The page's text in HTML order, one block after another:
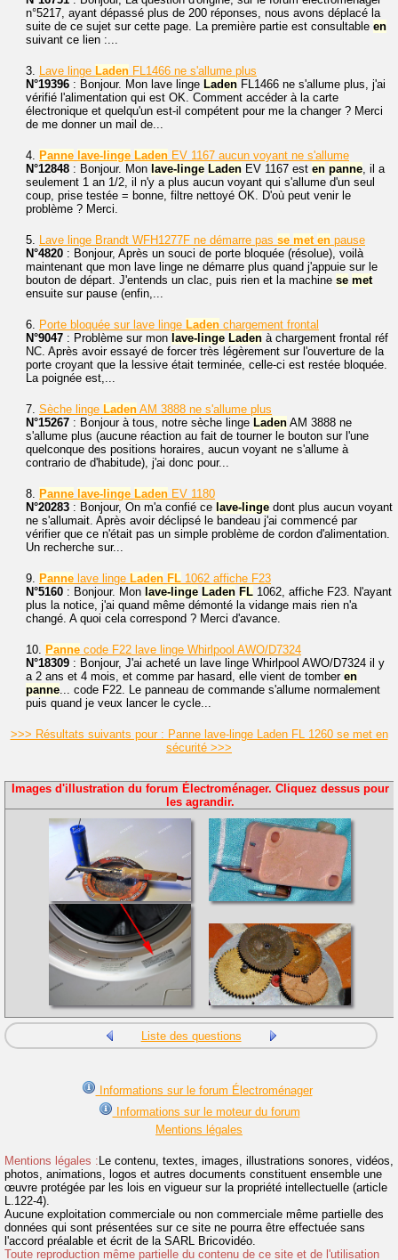
n°5217, ayant dépassé plus de 200 réponses, nous avons déplacé la
suite de ce sujet sur cette page. La première partie est consultable en
suivant ce lien :...
3. Lave linge Laden FL1466 ne s'allume plus
N°19396 : Bonjour. Mon lave linge Laden FL1466 ne s'allume plus, j'ai
vérifié l'alimentation qui est OK. Comment accéder à la carte
électronique et quelqu'un est-il compétent pour me la changer ? Merci
de me donner un mail de...
4. Panne lave-linge Laden EV 1167 aucun voyant ne s'allume
N°12848 : Bonjour. Mon lave-linge Laden EV 1167 est en panne, il a
seulement 1 an 1/2, il n'y a plus aucun voyant qui s'allume d'un seul
coup, prise testée = bonne, filtre nettoyé OK. D'où peut venir le
problème ? Merci.
5. Lave linge Brandt WFH1277F ne démarre pas se met en pause
N°4820 : Bonjour, Après un souci de porte bloquée (résolue), voilà
maintenant que mon lave linge ne démarre plus quand j'appuie sur le
bouton de départ. J'entends un clac, puis rien et la machine se met
ensuite sur pause (enfin,...
6. Porte bloquée sur lave linge Laden chargement frontal
N°9047 : Problème sur mon lave-linge Laden à chargement frontal réf
NC. Après avoir essayé de forcer très légèrement sur l'ouverture de la
porte croyant que la lessive était terminée, celle-ci est restée bloquée.
La poignée est,...
7. Sèche linge Laden AM 3888 ne s'allume plus
N°15267 : Bonjour à tous, notre sèche linge Laden AM 3888 ne
s'allume plus (aucune réaction au fait de tourner le bouton sur l'une
quelconque des positions horaires, aucun voyant ne s'allume à
contrario de d'habitude), j'ai donc pour...
8. Panne lave-linge Laden EV 1180
N°20283 : Bonjour, On m'a confié ce lave-linge dont plus aucun voyant
ne s'allumait. Après avoir déclipsé le bandeau j'ai commencé par
vérifier que ce n'était pas un simple problème de cordon d'alimentation.
Un recherche sur...
9. Panne lave linge Laden FL 1062 affiche F23
N°5160 : Bonjour. Mon lave-linge Laden FL 1062, affiche F23. N'ayant
plus la notice, j'ai quand même démonté la vidange mais rien n'a
changé. A quoi cela correspond ? Merci d'avance.
10. Panne code F22 lave linge Whirlpool AWO/D7324
N°18309 : Bonjour, J'ai acheté un lave linge Whirlpool AWO/D7324 il y
a 2 ans et 4 mois, et comme par hasard, elle vient de tomber en
panne... code F22. Le panneau de commande s'allume normalement
puis quand je veux lancer le cycle...
>>> Résultats suivants pour : Panne lave-linge Laden FL 1260 se met en
sécurité >>>
Images d'illustration du forum Électroménager. Cliquez dessus pour
les agrandir.
Liste des questions
Informations sur le forum Électroménager
Informations sur le moteur du forum
Mentions légales
Mentions légales : Le contenu, textes, images, illustrations sonores, vidéos,
photos, animations, logos et autres documents constituent ensemble une
œuvre protégée par les lois en vigueur sur la propriété intellectuelle (article
L.122-4).
Aucune exploitation commerciale ou non commerciale même partielle des
données qui sont présentées sur ce site ne pourra être effectuée sans
l'accord préalable et écrit de la SARL Bricovidéo.
Toute reproduction même partielle du contenu de ce site et de l'utilisation